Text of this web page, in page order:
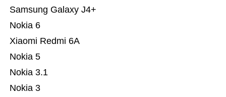
Nokia 3
Nokia 3.1
Nokia 5
Xiaomi Redmi 6A
Nokia 6
Samsung Galaxy J4+